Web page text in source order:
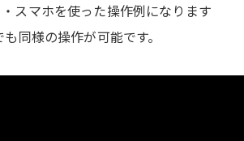
スマホを使った操作例になります
同様の操作が可能です。